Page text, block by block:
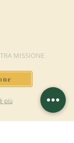
MISSIONE
più